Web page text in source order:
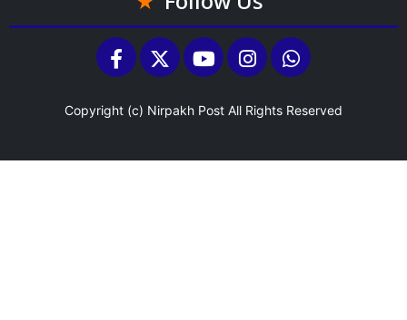
Copyright (c) Nirpakh Post All Rights Reserved